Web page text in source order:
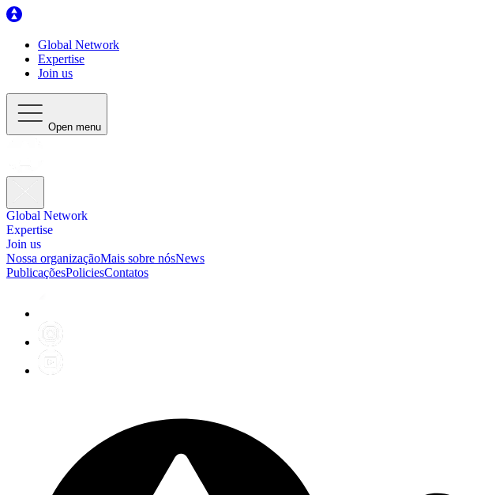
Global Network
Expertise
Join us
Open menu
Global Network
Expertise
Join us
Nossa organizaçãoMais sobre nósNews
PublicaçõesPoliciesContatos